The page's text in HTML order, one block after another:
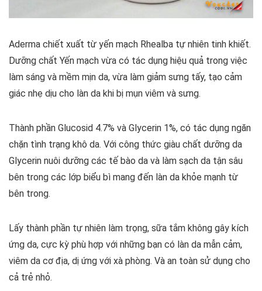
Aderma chiết xuất từ yến mạch Rhealba tự nhiên tinh khiết.
Dưỡng chất Yến mạch vừa có tác dụng hiệu quả trong việc
làm sáng và mềm mịn da, vừa làm giảm sưng tấy, tạo cảm
giác nhẹ dịu cho làn da khi bị mụn viêm và sưng.
Thành phần Glucosid 4.7% và Glycerin 1%, có tác dụng ngăn
chặn tình trạng khô da. Với công thức giàu chất dưỡng da
Glycerin nuôi dưỡng các tế bào da và làm sạch da tận sâu
bên trong các lớp biểu bì mang đến làn da khỏe mạnh từ
bên trong.
Lấy thành phần tự nhiên làm trọng, sữa tắm không gây kích
ứng da, cực kỳ phù hợp với những bạn có làn da mẫn cảm,
viêm da cơ địa, dị ứng với xà phòng. Và an toàn sử dụng cho
cả trẻ nhỏ.